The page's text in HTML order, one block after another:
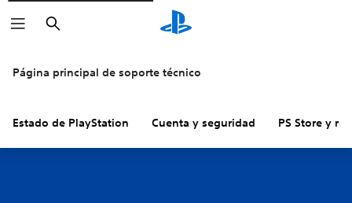
Buscar
Página principal de soporte técnico
Estado de PlayStation Cuenta y seguridad PS Store y